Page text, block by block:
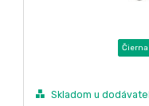
Čierna
Skladom u